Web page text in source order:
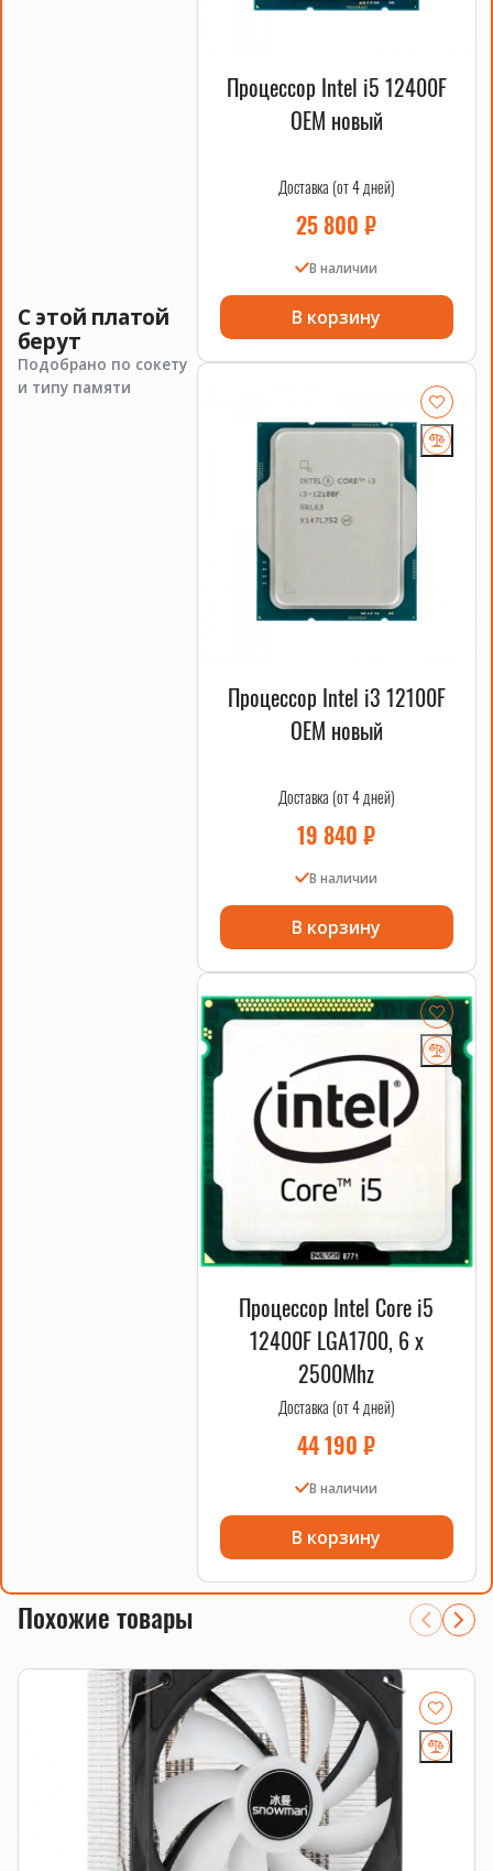
С этой платой
берут
Подобрано по сокету
и типу памяти
Процессор Intel i5 12400F
OEM новый
Доставка (от 4 дней)
25 800₽
В наличии
В корзину
Процессор Intel i3 12100F
OEM новый
Доставка (от 4 дней)
19 840₽
В наличии
В корзину
Процессор Intel Core i5
12400F LGA1700, 6 x
2500Mhz
Доставка (от 4 дней)
44 190₽
В наличии
В корзину
Похожие товары